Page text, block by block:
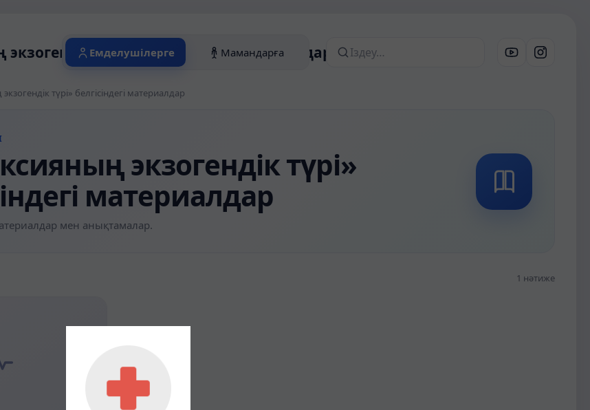
түрі» белгісіндегі материалдар
Емделушілерге Мамандарға Сайттан іздеу
түрі» белгісіндегі материалдар
экзогендік түрі»
материалдар
мен анықтамалар.
1 нәтиже